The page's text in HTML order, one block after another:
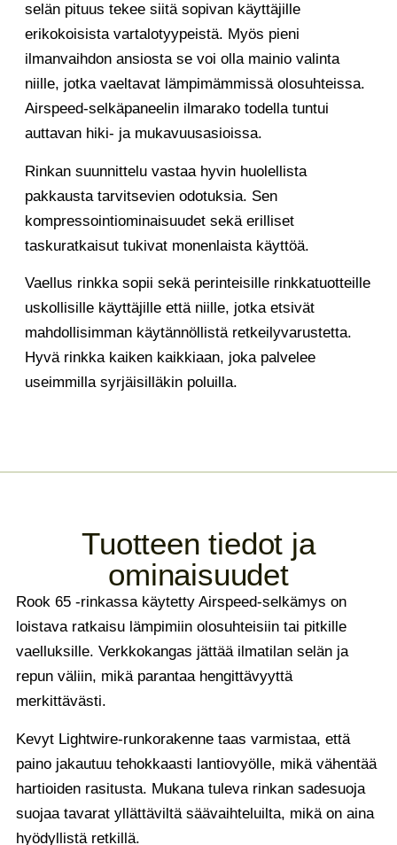
selän pituus tekee siitä sopivan käyttäjille
erikokoisista vartalotyypeistä. Myös pieni
ilmanvaihdon ansiosta se voi olla mainio valinta
niille, jotka vaeltavat lämpimämmissä olosuhteissa.
Airspeed-selkäpaneelin ilmarako todella tuntui
auttavan hiki- ja mukavuusasioissa.
Rinkan suunnittelu vastaa hyvin huolellista
pakkausta tarvitsevien odotuksia. Sen
kompressointiominaisuudet sekä erilliset
taskuratkaisut tukivat monenlaista käyttöä.
Vaellus rinkka sopii sekä perinteisille rinkkatuotteille
uskollisille käyttäjille että niille, jotka etsivät
mahdollisimman käytännöllistä retkeilyvarustetta.
Hyvä rinkka kaiken kaikkiaan, joka palvelee
useimmilla syrjäisilläkin poluilla.
Tuotteen tiedot ja
ominaisuudet
Rook 65 -rinkassa käytetty Airspeed-selkämys on
loistava ratkaisu lämpimiin olosuhteisiin tai pitkille
vaelluksille. Verkkokangas jättää ilmatilan selän ja
repun väliin, mikä parantaa hengittävyyttä
merkittävästi.
Kevyt Lightwire-runkorakenne taas varmistaa, että
paino jakautuu tehokkaasti lantiovyölle, mikä vähentää
hartioiden rasitusta. Mukana tuleva rinkan sadesuoja
suojaa tavarat yllättäviltä säävaihteluilta, mikä on aina
hyödyllistä retkillä.